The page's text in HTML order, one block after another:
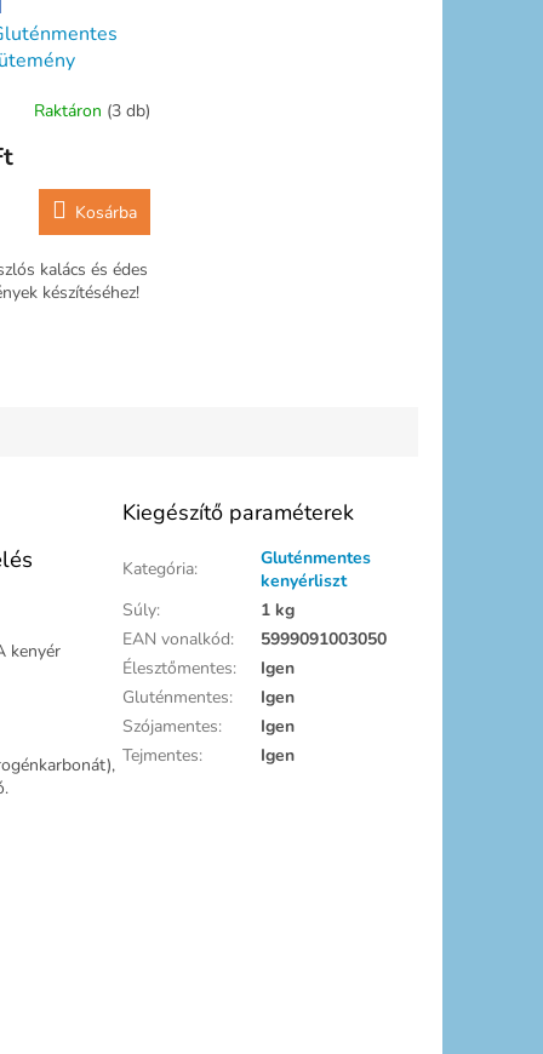
Raktáron (3 db)
Kosárba
kalács és édes
készítéséhez!
kenyér
Kiegészítő paraméterek
Kategória:
Gluténmentes
kenyérliszt
Súly:
1 kg
EAN vonalkód:
5999091003050
Élesztőmentes:
Igen
Gluténmentes:
Igen
Szójamentes:
Igen
Tejmentes: Igen